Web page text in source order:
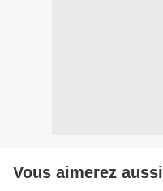
Vous aimerez aussi